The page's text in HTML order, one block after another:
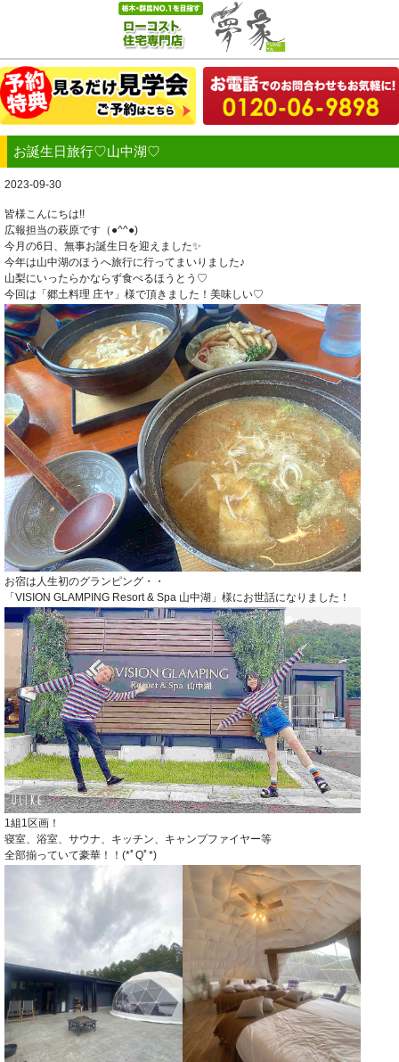
お誕生日旅行♡山中湖♡
2023-09-30
皆様こんにちは!!
広報担当の萩原です（●^^●)
今月の6日、無事お誕生日を迎えました✨
今年は山中湖のほうへ旅行に行ってまいりました♪
山梨にいったらかならず食べるほうとう♡
今回は「郷土料理 庄ヤ」様で頂きました！美味しい♡
お宿は人生初のグランピング・・
「VISION GLAMPING Resort & Spa 山中湖」様にお世話になりました！
1組1区画！
寝室、浴室、サウナ、キッチン、キャンプファイヤー等
全部揃っていて豪華！！(*ﾟQﾟ*)